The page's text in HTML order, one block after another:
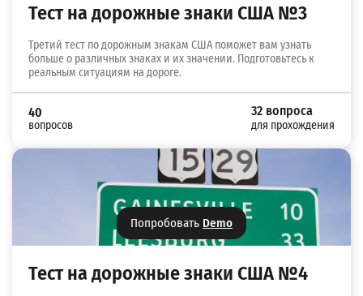
Тест на дорожные знаки США №3
Третий тест по дорожным знакам США поможет вам узнать
больше о различных знаках и их значении. Подготовьтесь к
реальным ситуациям на дороге.
40
вопросов
32 вопроса
для прохождения
Попробовать Demo
Тест на дорожные знаки США №4